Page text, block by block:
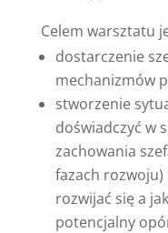
Celem warsztatu
dostarczenie
mechanizmów
stworzenie
doświadczyć w
zachowania
fazach rozwoju)
rozwijać się a
potencjalny